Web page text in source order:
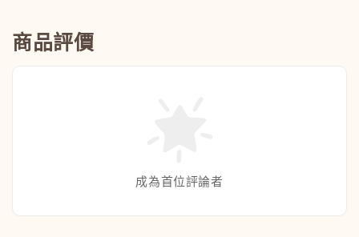
商品評價
成為首位評論者